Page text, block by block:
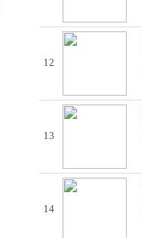
12
13
14